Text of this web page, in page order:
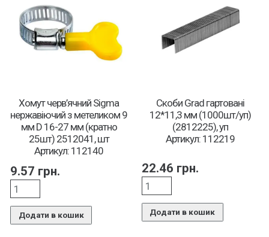
Хомут черв’ячний Sigma
нержавіючий з метеликом 9
мм D 16-27 мм (кратно
25шт) 2512041, шт
Артикул: 112140
9.57 грн.
Додати в кошик
Скоби Grad гартовані
12*11,3 мм (1000шт/уп)
(2812225), уп
Артикул: 112219
22.46 грн.
Додати в кошик